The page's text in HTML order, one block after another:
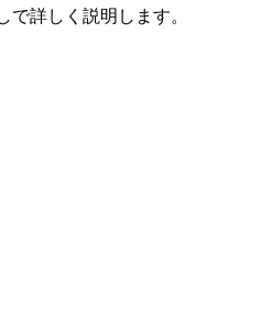
で詳しく説明します。